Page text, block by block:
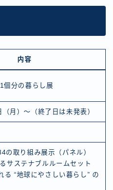
内容
個分の暮らし展
月）〜（終了日は未発表）
の取り組み展示（パネル）
サステナブルルームセット
る “地球にやさしい暮らし” の